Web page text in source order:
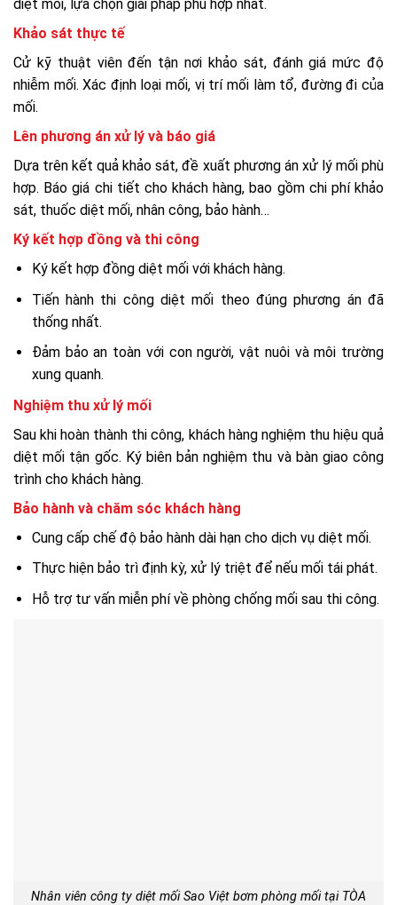
diệt mối, lựa chọn giải pháp phù hợp nhất.
Khảo sát thực tế
Cử kỹ thuật viên đến tận nơi khảo sát, đánh giá mức độ
nhiễm mối. Xác định loại mối, vị trí mối làm tổ, đường đi của
mối.
Lên phương án xử lý và báo giá
Dựa trên kết quả khảo sát, đề xuất phương án xử lý mối phù
hợp. Báo giá chi tiết cho khách hàng, bao gồm chi phí khảo
sát, thuốc diệt mối, nhân công, bảo hành…
Ký kết hợp đồng và thi công
Ký kết hợp đồng diệt mối với khách hàng.
Tiến hành thi công diệt mối theo đúng phương án đã
thống nhất.
Đảm bảo an toàn với con người, vật nuôi và môi trường
xung quanh.
Nghiệm thu xử lý mối
Sau khi hoàn thành thi công, khách hàng nghiệm thu hiệu quả
diệt mối tận gốc. Ký biên bản nghiệm thu và bàn giao công
trình cho khách hàng.
Bảo hành và chăm sóc khách hàng
Cung cấp chế độ bảo hành dài hạn cho dịch vụ diệt mối.
Thực hiện bảo trì định kỳ, xử lý triệt để nếu mối tái phát.
Hỗ trợ tư vấn miễn phí về phòng chống mối sau thi công.
Nhân viên công ty diệt mối Sao Việt bơm phòng mối tại TÒA